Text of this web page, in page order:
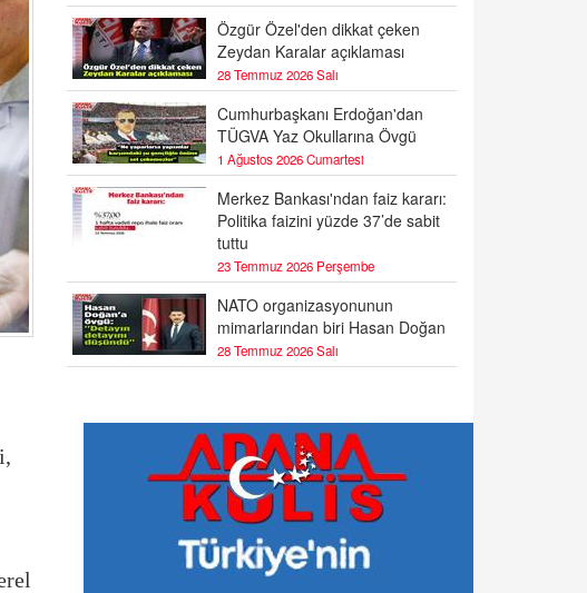
Özgür Özel'den dikkat çeken
Zeydan Karalar açıklaması
28 Temmuz 2026 Salı
Cumhurbaşkanı Erdoğan'dan
TÜGVA Yaz Okullarına Övgü
1 Ağustos 2026 Cumartesi
Merkez Bankası'ndan faiz kararı:
Politika faizini yüzde 37’de sabit
tuttu
23 Temmuz 2026 Perşembe
NATO organizasyonunun
mimarlarından biri Hasan Doğan
28 Temmuz 2026 Salı